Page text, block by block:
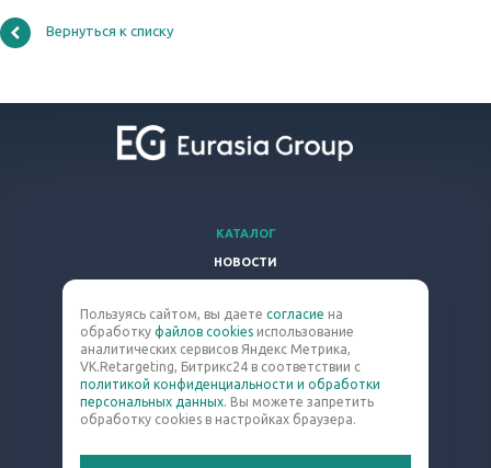
Вернуться к списку
КАТАЛОГ
НОВОСТИ
КОМПАНИЯ
КОНТАКТЫ
8 (800) 301-63-60
blast@eq-mail.ru
Пользуясь сайтом, вы даете согласие на
обработку файлов cookies использование
аналитических сервисов Яндекс Метрика,
VK.Retargeting, Битрикс24 в соответствии с
политикой конфиденциальности и обработки
персональных данных. Вы можете запретить
обработку cookies в настройках браузера.